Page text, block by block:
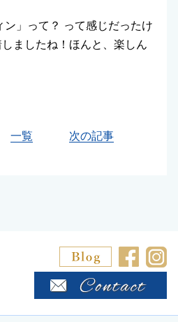
ン」って？ って感じだったけ
ましたね！ほんと、楽しん
一覧 次の記事